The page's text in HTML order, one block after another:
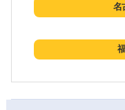
名